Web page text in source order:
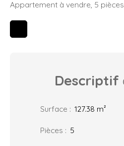
Appartement à vendre, 5
Descriptif
Surface : 127.38 m²
Pièces : 5